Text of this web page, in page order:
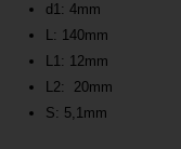
d1: 4mm
L: 140mm
L1: 12mm
L2: 20mm
S: 5,1mm